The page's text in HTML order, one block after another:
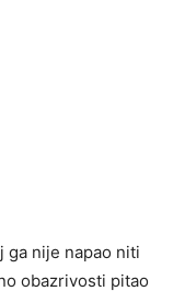
ga nije napao niti
obazrivosti pitao